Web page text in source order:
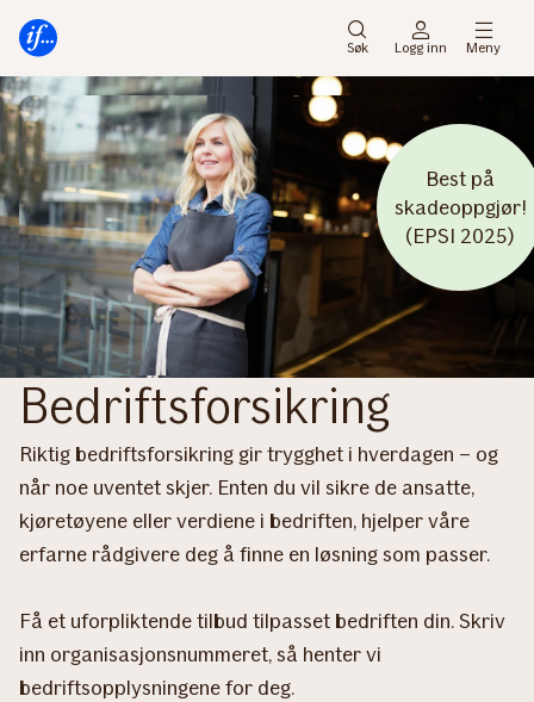
innhold
Søk Logg inn Meny
Bedriftsforsikring
Riktig bedriftsforsikring gir trygghet i hverdagen – og
når noe uventet skjer. Enten du vil sikre de ansatte,
kjøretøyene eller verdiene i bedriften, hjelper våre
erfarne rådgivere deg å finne en løsning som passer.
Få et uforpliktende tilbud tilpasset bedriften din. Skriv
inn organisasjonsnummeret, så henter vi
bedriftsopplysningene for deg.
Best på
skadeoppgjør!
(EPSI 2025)